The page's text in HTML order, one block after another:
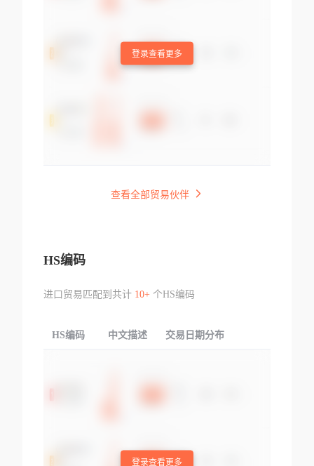
登录查看更多
查看全部贸易伙伴
HS编码
进口贸易匹配到共计 10+个HS编码
HS编码 中文描述 交易日期分布
登录查看更多